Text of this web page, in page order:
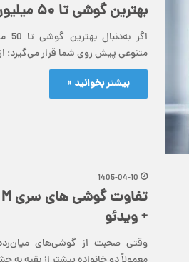
بهترین گوشی تا ۵۰ میلیون تومان در ۱۴۰۵
متنوعی پیش روی شما قرار
بیشتر بخوانید »
1405-04-10
+ ویدئو
وقتی صحبت از گوشی‌های